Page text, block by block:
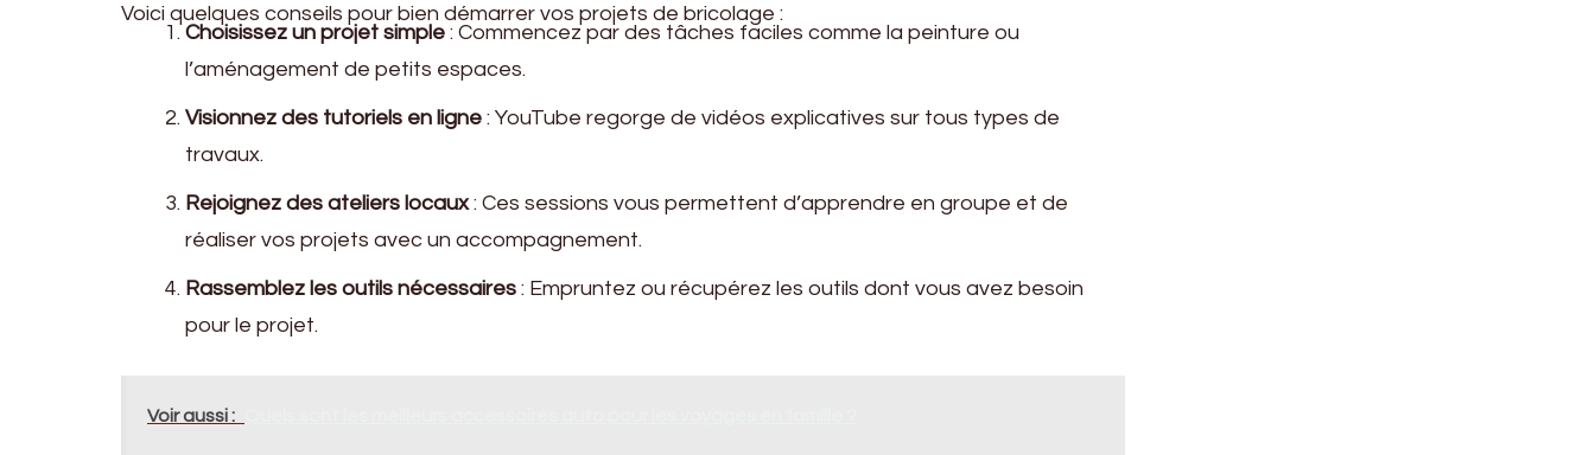
Voici quelques conseils pour bien démarrer vos projets de bricolage :
Choisissez un projet simple : Commencez par des tâches faciles comme la peinture ou
l’aménagement de petits espaces.
Visionnez des tutoriels en ligne : YouTube regorge de vidéos explicatives sur tous types de
travaux.
Rejoignez des ateliers locaux: Ces sessions vous permettent d’apprendre en groupe et de
réaliser vos projets avec un accompagnement.
Rassemblez les outils nécessaires : Empruntez ou récupérez les outils dont vous avez besoin
pour le projet.
Voir aussi :